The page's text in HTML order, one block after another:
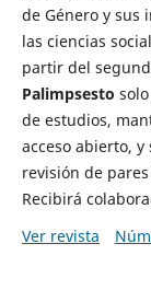
de Género y sus
las ciencias
partir del
Palimpsesto
de estudios,
acceso abierto,
revisión de
Recibirá
Ver revista